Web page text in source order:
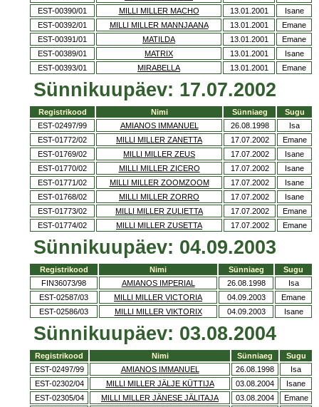
EST-00390/01
MILLI MILLER MACHO 13.01.2001
Isane
EST-00392/01
MILLI MILLER MANNJAANA 13.01.2001
Emane
EST-00391/01
MATILDA 13.01.2001
Emane
EST-00389/01
MATRIX 13.01.2001
Isane
EST-00393/01
MIRABELLA 13.01.2001 Emane
Sünnikuupäev: 17.07.2002
Registrikood Nimi Sünniaeg
Sugu
EST-02497/99
AMIANOS IMMANUEL 26.08.1998
Isa
EST-01772/02
MILLI MILLER ZANETTA 17.07.2002
Emane
EST-01769/02
MILLI MILLER ZEUS 17.07.2002
Isane
EST-01770/02
MILLI MILLER ZICERO 17.07.2002
Isane
EST-01771/02
MILLI MILLER ZOOMZOOM 17.07.2002
Isane
EST-01768/02
MILLI MILLER ZORRO 17.07.2002
Isane
EST-01773/02
MILLI MILLER ZULIETTA 17.07.2002
Emane
EST-01774/02
MILLI MILLER ZUSETTA 17.07.2002 Emane
Sünnikuupäev: 04.09.2003
Registrikood Nimi Sünniaeg
Sugu
FIN36073/98
AMIANOS IMPERIAL 26.08.1998
Isa
EST-02587/03
MILLI MILLER VICTORIA 04.09.2003
Emane
EST-02586/03
MILLI MILLER VIKTORIX 04.09.2003 Isane
Sünnikuupäev: 03.08.2004
Registrikood Nimi Sünniaeg
Sugu
EST-02497/99
AMIANOS IMMANUEL 26.08.1998
Isa
EST-02302/04
MILLI MILLER JÄLJE KÜTTIJA 03.08.2004
Isane
EST-02305/04
MILLI MILLER JÄNESE JÄLITAJA 03.08.2004
Emane